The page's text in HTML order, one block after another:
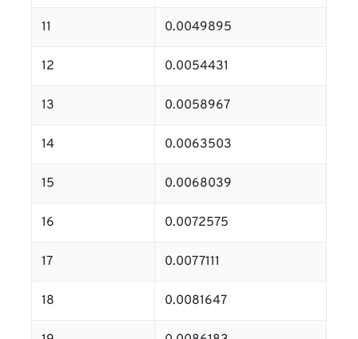
11 0.0049895
12 0.0054431
13 0.0058967
14 0.0063503
15 0.0068039
16 0.0072575
17 0.0077111
18 0.0081647